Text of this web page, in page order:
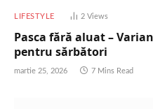
LIFESTYLE 2 Views
Pasca fără aluat –
pentru sărbători
martie 25, 2026 7 Mins Read